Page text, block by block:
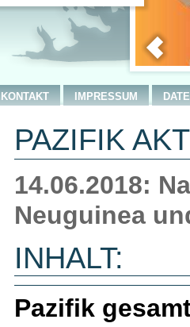
PAZIFIK
14.06.2018:
Neuguinea
INHALT:
Pazifik
KONTAKT IMPRESSUM